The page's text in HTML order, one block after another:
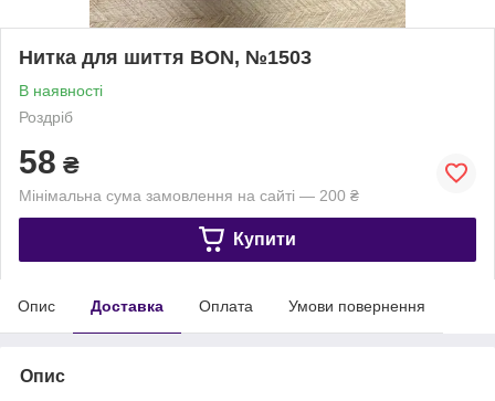
Нитка для шиття BON, №1503
В наявності
Роздріб
58 ₴
Мінімальна сума замовлення на сайті — 200 ₴
Купити
Опис Доставка Оплата Умови повернення
Опис